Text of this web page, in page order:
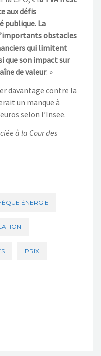
aux défis
publique. La
obstacles
qui limitent
que son impact sur
de valeur. »
davantage contre la
un manque à
selon l’Insee.
ée à la Cour des
ÉNERGIE
PRIX